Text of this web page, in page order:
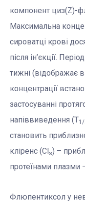
компонент циз(Z)-
Максимальна
сироватці крові
після ін’єкції.
тижні (відображає
концентрації
застосуванні
напіввиведення (Т
становить
кліренс (Cls) –
протеїнами плазми
Флюпентиксол у